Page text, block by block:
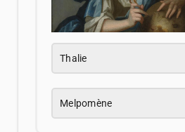
Thalie
Melpomène